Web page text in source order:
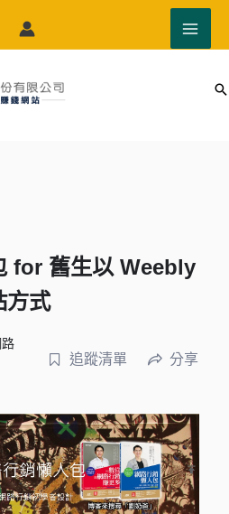
for 舊生以 Weebly
方式
追蹤清單 分享